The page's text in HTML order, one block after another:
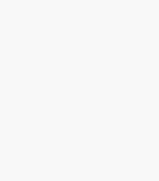
vice-président au
Groupe
fier de son projet :
FUNTANA est un
représente un
fontaines avec
enfants. Le
l’échelle des tout-
style représentent